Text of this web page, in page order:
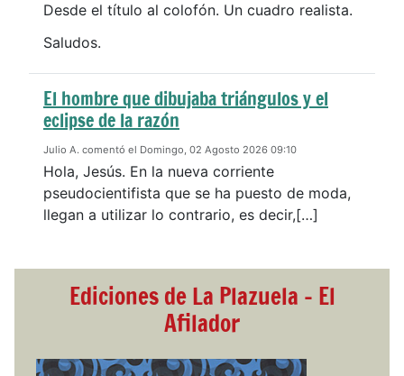
Desde el título al colofón. Un cuadro realista.
Saludos.
El hombre que dibujaba triángulos y el
eclipse de la razón
Julio A. comentó el Domingo, 02 Agosto 2026 09:10
Hola, Jesús. En la nueva corriente
pseudocientifista que se ha puesto de moda,
llegan a utilizar lo contrario, es decir,[…]
Ediciones de La Plazuela - El
Afilador